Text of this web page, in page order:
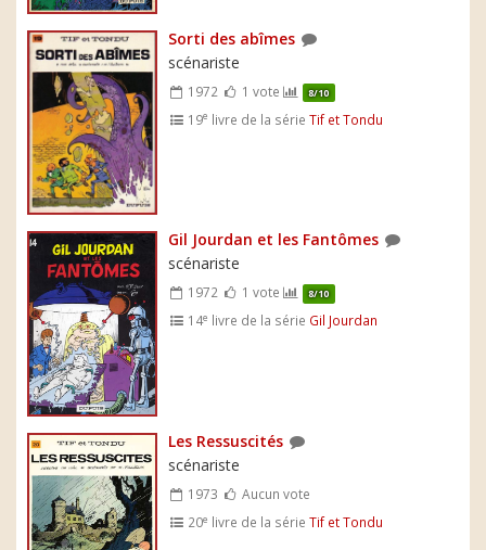
Sorti des abîmes
scénariste
1972 1 vote 8/10
19e livre de la sérieTif et Tondu
Gil Jourdan et les Fantômes
scénariste
1972 1 vote 8/10
14e livre de la série Gil Jourdan
Les Ressuscités
scénariste
1973
Aucun vote
20e livre de la sérieTif et Tondu